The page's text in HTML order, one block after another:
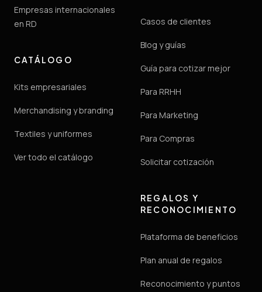
Empresas internacionales
en RD
CATÁLOGO
Kits empresariales
Merchandising y branding
Textiles y uniformes
Ver todo el catálogo
Casos de clientes
Blog y guías
Guía para cotizar mejor
Para RRHH
Para Marketing
Para Compras
Solicitar cotización
REGALOS Y
RECONOCIMIENTO
Plataforma de beneficios
Plan anual de regalos
Reconocimiento y puntos